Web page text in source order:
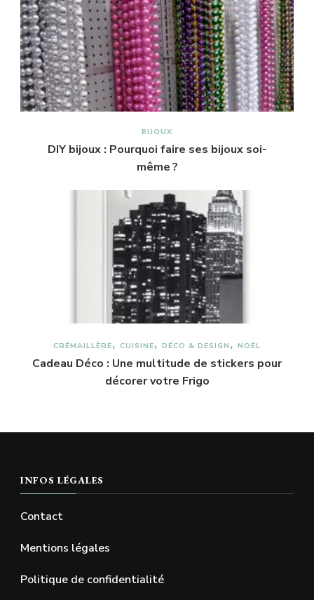
BIJOUX
DIY bijoux : Pourquoi faire ses bijoux soi-
même ?
CRÉMAILLÈRE CUISINE DÉCO & DESIGN NOËL
Cadeau Déco : Une multitude de stickers pour
décorer votre Frigo
INFOS LÉGALES
Contact
Mentions légales
Politique de confidentialité